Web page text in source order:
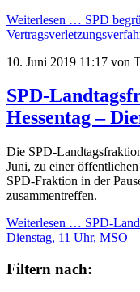
Weiterlesen … SPD
10. Juni 2019 11:17 von
SPD-
Hessentag –
Die SPD-
Juni, zu einer
SPD-Fraktion in der
zusammentreffen.
Weiterlesen … SPD-
Dienstag, 11 Uhr, MSO
Filtern nach: